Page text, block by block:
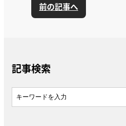
前の記事へ
記事検索